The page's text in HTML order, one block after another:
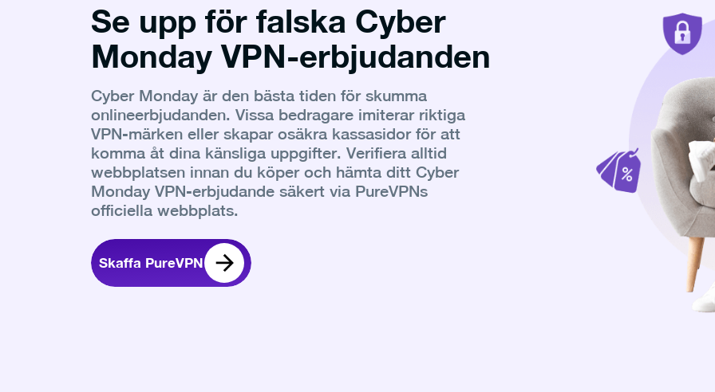
Se upp för falska Cyber
Monday VPN-erbjudanden
Cyber Monday är den bästa tiden för skumma
onlineerbjudanden. Vissa bedragare imiterar riktiga
VPN-märken eller skapar osäkra kassasidor för att
komma åt dina känsliga uppgifter. Verifiera alltid
webbplatsen innan du köper och hämta ditt Cyber
Monday VPN-erbjudande säkert via PureVPNs
officiella webbplats.
Skaffa PureVPN